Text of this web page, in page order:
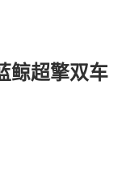
鲸超擎双车